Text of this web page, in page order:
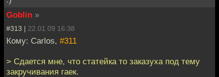
Goblin »
#313 | 22.01.09 16:38
Кому: Carlos, #311
> Сдается мне, что статейка то заказуха под тему
закручивания гаек.